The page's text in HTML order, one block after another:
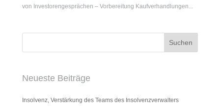
von Investorengesprächen – Vorbereitung Kaufverhandlungen...
Suchen
Neueste Beiträge
Insolvenz, Verstärkung des Teams des Insolvenzverwalters